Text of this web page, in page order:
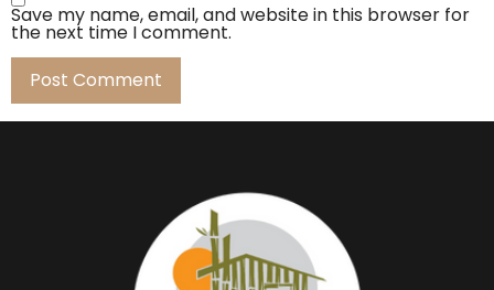
Save my name, email, and website in this browser for
the next time I comment.